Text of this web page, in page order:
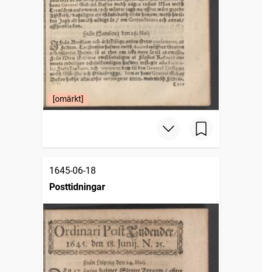
[omärkt]
1645-06-18
Posttidningar